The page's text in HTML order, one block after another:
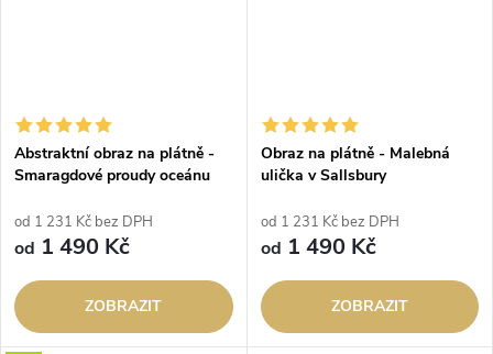
Abstraktní obraz na plátně -
Smaragdové proudy oceánu
od 1 231 Kč bez DPH
od 1 490 Kč
ZOBRAZIT
Obraz na plátně - Malebná
ulička v Sallsbury
od 1 231 Kč bez DPH
od 1 490 Kč
ZOBRAZIT